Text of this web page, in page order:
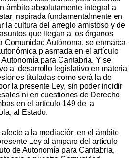
ámbito absolutamente integral a
inspirada fundamentalmente en
la cultura del arreglo amistoso y de
que llegan a los órganos
Comunidad Autónoma, se enmarca
plasmada en el artículo
para Cantabria. Y se
al desarrollo legislativo en materia
tituladas como será la de
la presente Ley, sin poder incidir
ni en cuestiones de Derecho
en el artículo 149 de la
al Estado.
a la mediación en el ámbito
Ley al amparo del artículo
de Autonomía para Cantabria,